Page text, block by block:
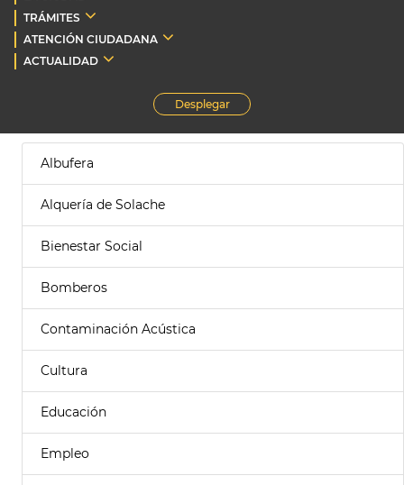
TRÁMITES
ATENCIÓN CIUDADANA
ACTUALIDAD
Desplegar
Albufera
Alquería de Solache
Bienestar Social
Bomberos
Contaminación Acústica
Cultura
Educación
Empleo